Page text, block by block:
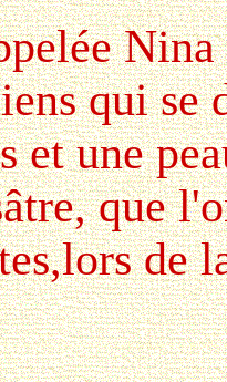
Nina
qui se
et une
que
de